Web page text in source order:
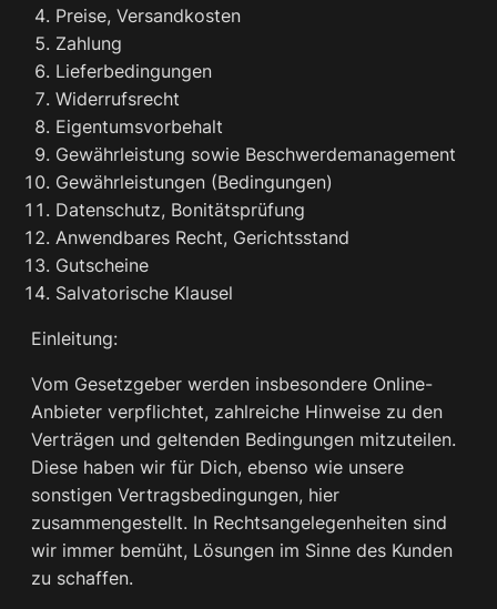
Preise, Versandkosten
Zahlung
Lieferbedingungen
Widerrufsrecht
Eigentumsvorbehalt
Gewährleistung sowie Beschwerdemanagement
Gewährleistungen (Bedingungen)
Datenschutz, Bonitätsprüfung
Anwendbares Recht, Gerichtsstand
Gutscheine
Salvatorische Klausel
Einleitung:
Vom Gesetzgeber werden insbesondere Online-
Anbieter verpflichtet, zahlreiche Hinweise zu den
Verträgen und geltenden Bedingungen mitzuteilen.
Diese haben wir für Dich, ebenso wie unsere
sonstigen Vertragsbedingungen, hier
zusammengestellt. In Rechtsangelegenheiten sind
wir immer bemüht, Lösungen im Sinne des Kunden
zu schaffen.